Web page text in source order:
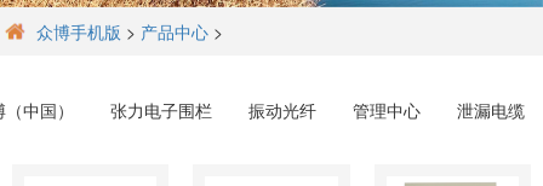
众博手机版 > 产品中心 >
中国） 张力电子围栏 振动光纤 管理中心 泄漏电缆